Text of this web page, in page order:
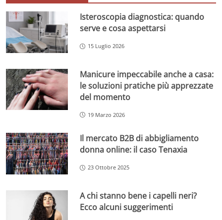
Isteroscopia diagnostica: quando
serve e cosa aspettarsi
15 Luglio 2026
Manicure impeccabile anche a casa:
le soluzioni pratiche più apprezzate
del momento
19 Marzo 2026
Il mercato B2B di abbigliamento
donna online: il caso Tenaxia
23 Ottobre 2025
A chi stanno bene i capelli neri?
Ecco alcuni suggerimenti